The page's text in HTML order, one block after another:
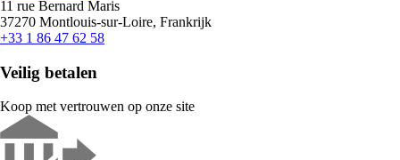
11 rue Bernard Maris
37270 Montlouis-sur-Loire, Frankrijk
+33 1 86 47 62 58
Veilig betalen
Koop met vertrouwen op onze site